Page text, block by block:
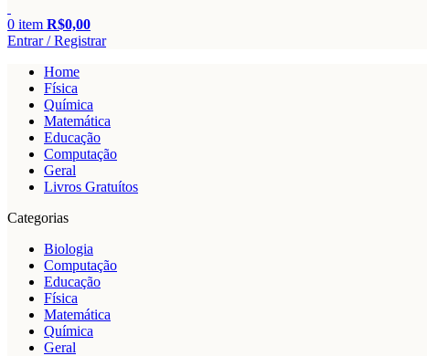
0 item R$0,00
Entrar / Registrar
Home
Física
Química
Matemática
Educação
Computação
Geral
Livros Gratuítos
Categorias
Biologia
Computação
Educação
Física
Matemática
Química
Geral